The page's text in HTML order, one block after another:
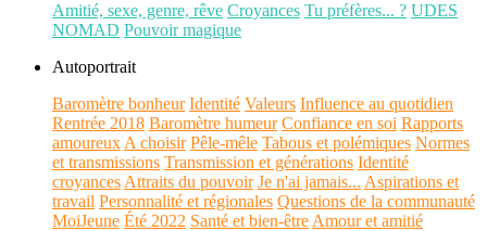
Amitié, sexe, genre, rêve Croyances Tu préfères... ? UDES
NOMAD Pouvoir magique
Autoportrait
Baromètre bonheur Identité Valeurs Influence au quotidien
Rentrée 2018 Baromètre humeur Confiance en soi Rapports
amoureux A choisir Pêle-mêle Tabous et polémiques Normes
et transmissions Transmission et générations Identité
croyances Attraits du pouvoir Je n'ai jamais... Aspirations et
travail Personnalité et régionales Questions de la communauté
MoiJeune Été 2022 Santé et bien-être Amour et amitié